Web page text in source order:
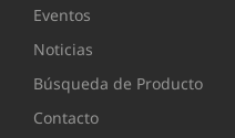
Eventos
Noticias
Búsqueda de Producto
Contacto